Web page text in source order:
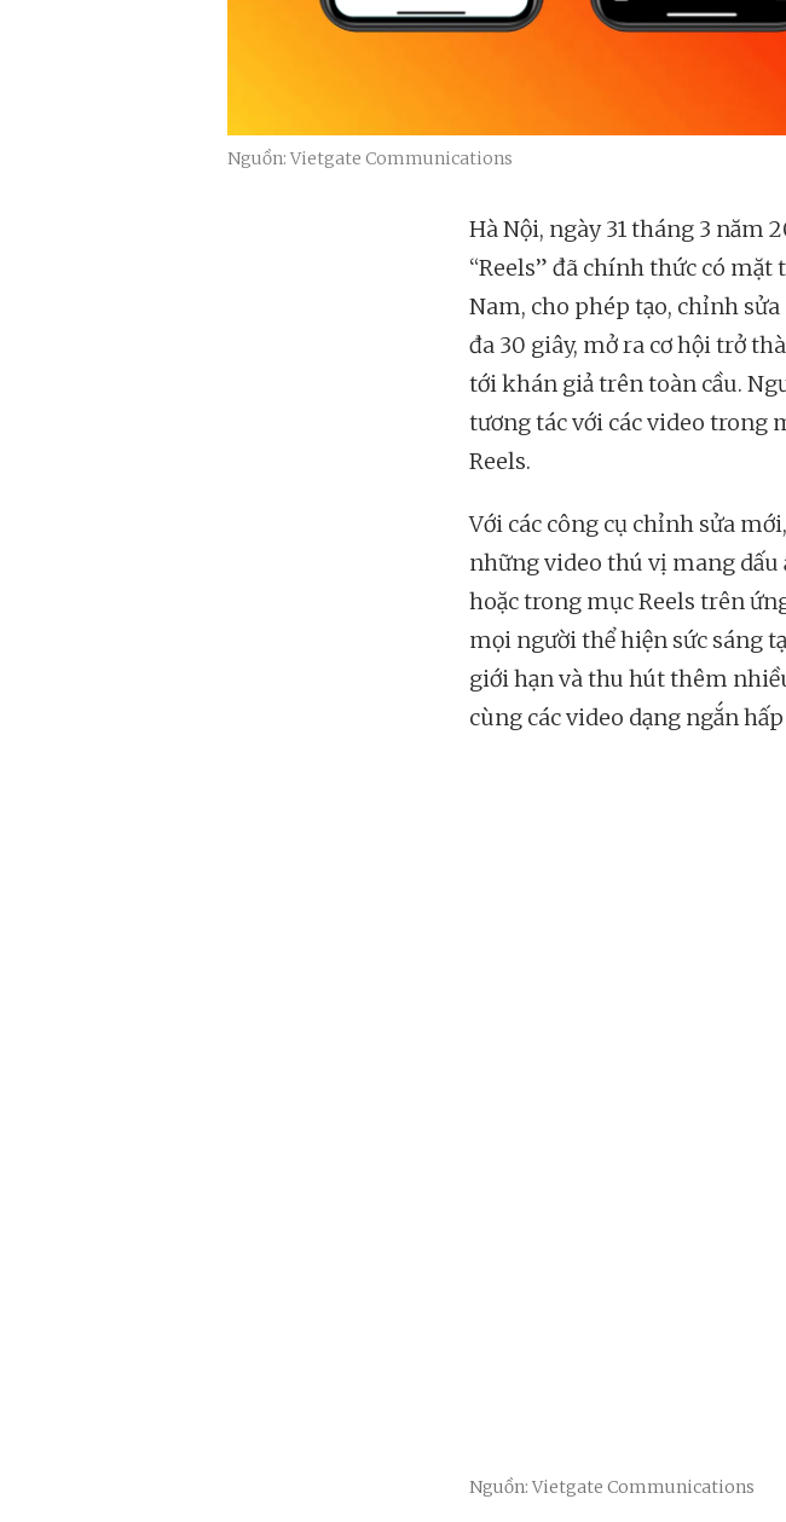
Nguồn: Vietgate Communications
Hà Nội, ngày 31 tháng 3 năm
“Reels” đã chính thức có
Nam, cho phép tạo, chỉnh
đa 30 giây, mở ra cơ hội trở
tới khán giả trên toàn cầu.
tương tác với các video trong
Reels.
Với các công cụ chỉnh sửa
những video thú vị mang dấu
hoặc trong mục Reels trên
mọi người thể hiện sức sáng
giới hạn và thu hút thêm
cùng các video dạng ngắn hấp
Nguồn: Vietgate Communications